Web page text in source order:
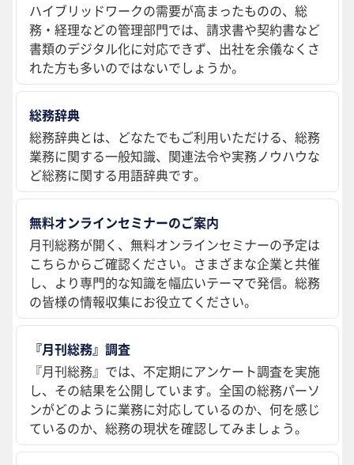
ハイブリッドワークの需要が高まったものの、総
務・経理などの管理部門では、請求書や契約書など
書類のデジタル化に対応できず、出社を余儀なくさ
れた方も多いのではないでしょうか。
総務辞典
総務辞典とは、どなたでもご利用いただける、総務
業務に関する一般知識、関連法令や実務ノウハウな
ど総務に関する用語辞典です。
無料オンラインセミナーのご案内
月刊総務が開く、無料オンラインセミナーの予定は
こちらからご確認ください。さまざまな企業と共催
し、より専門的な知識を幅広いテーマで発信。総務
の皆様の情報収集にお役立てください。
『月刊総務』調査
『月刊総務』では、不定期にアンケート調査を実施
し、その結果を公開しています。全国の総務パーソ
ンがどのように業務に対応しているのか、何を感じ
ているのか、総務の現状を確認してみましょう。